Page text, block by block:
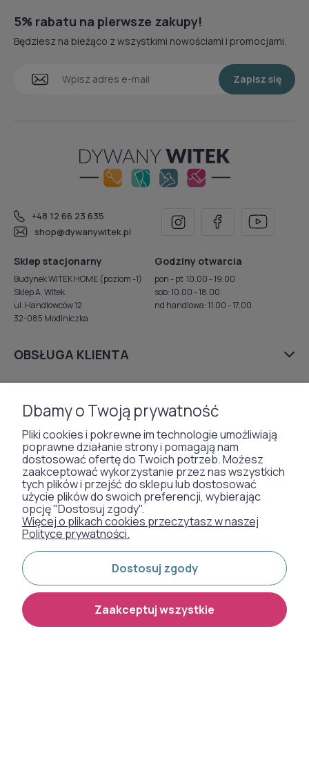
5% rabatu na pierwsze zakupy!
Będziesz na bieżąco z wszystkimi nowościami i promocjami.
Zapisz się
+48 12 66 23 635
shop@dywanywitek.pl
Sklep stacjonarny
Budynek WITEK HOME (poziom -1)
Sklep A. Witek
ul. Handlowców 12
32-085 Modlniczka
Godziny otwarcia
pon - pt: 10.00 - 19.00
sob: 10.00 - 18.00
nd handlowa: 11.00 - 17.00
OBSŁUGA KLIENTA
DYWANY
TAPETY
SZTUCZNA TRAWA
WYKŁADZINY DYWANOWE
Dbamy o Twoją prywatność
Pliki cookies i pokrewne im technologie umożliwiają
poprawne działanie strony i pomagają nam
dostosować ofertę do Twoich potrzeb. Możesz
zaakceptować wykorzystanie przez nas wszystkich
tych plików i przejść do sklepu lub dostosować
użycie plików do swoich preferencji, wybierając
opcję "Dostosuj zgody".
Więcej o plikach cookies przeczytasz w naszej
Polityce prywatności.
Dostosuj zgody
Zaakceptuj wszystkie